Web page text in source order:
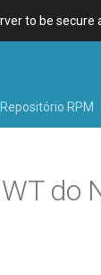
to be secure
Repositório RPM
do